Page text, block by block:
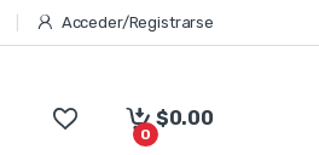
Acceder/Registrarse
0
$0.00